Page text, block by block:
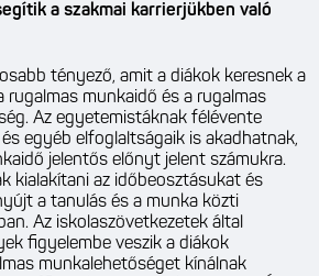
a szakmai karrierjükben való
tényező, amit a diákok keresnek a
rugalmas munkaidő és a rugalmas
Az egyetemistáknak félévente
egyéb elfoglaltságaik is akadhatnak,
jelentős előnyt jelent számukra.
kialakítani az időbeosztásukat és
a tanulás és a munka közti
Az iskolaszövetkezetek által
figyelembe veszik a diákok
munkalehetőséget kínálnak